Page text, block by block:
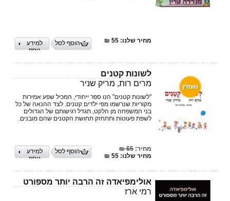
מחיר שלנו: 55 ₪
למידע
נוסף
הוסף לסל
לשונות קטנים
מרים רות, מריק שניר
"לשונות קטנים" הִנו ספר ייחודי, המכיל שפע אמירות
מקוריות שנרשמו מפי ילדים קטנים. לצד ההנאה של כל
בני המשפחה מן הלקט, תגדל רגישותם של הגדולים
לשפת פעוטות ותתחזק תחושת הקטנים שהם מובנים.
מחיר:65 ₪
מחיר שלנו: 55 ₪
למידע
נוסף
הוסף לסל
אולימפיאדה זה הרבה יותר מספורט
רמי ארז